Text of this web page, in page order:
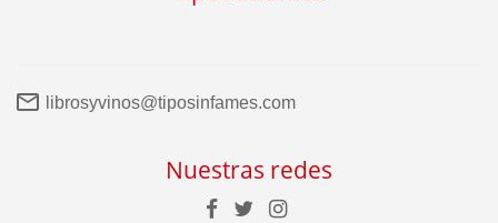
librosyvinos@tiposinfames.com
Nuestras redes